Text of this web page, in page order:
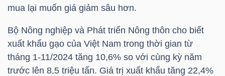
mua lại muốn giá giảm sâu hơn.
Bộ Nông nghiệp và Phát triển Nông thôn cho biết
xuất khẩu gạo của Việt Nam trong thời gian từ
tháng 1-11/2024 tăng 10,6% so với cùng kỳ năm
trước lên 8,5 triệu tấn. Giá trị xuất khẩu tăng 22,4%
VIETSTOCKFINANCE
VĨ